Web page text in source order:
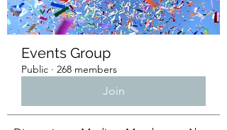
Events Group
Public · 268 members
Join